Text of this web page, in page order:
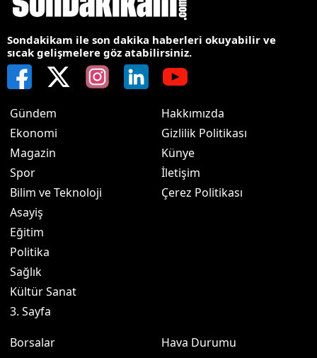
Sondakikam ile son dakika haberleri okuyabilir ve
sıcak gelişmelere göz atabilirsiniz.
Gündem
Ekonomi
Magazin
Spor
Bilim ve Teknoloji
Asayiş
Eğitim
Politika
Sağlık
Kültür Sanat
3. Sayfa
Hakkımızda
Gizlilik Politikası
Künye
İletişim
Çerez Politikası
Borsalar
Hava Durumu